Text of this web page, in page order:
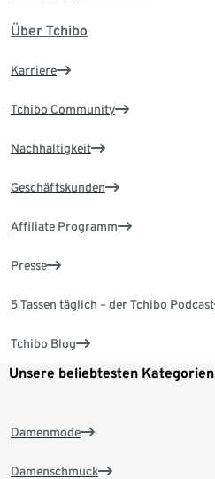
Über Tchibo
Karriere
Tchibo Community
Nachhaltigkeit
Geschäftskunden
Affiliate Programm
Presse
5 Tassen täglich – der Tchibo Podcast
Tchibo Blog
Unsere beliebtesten Kategorien
Damenmode
Damenschmuck